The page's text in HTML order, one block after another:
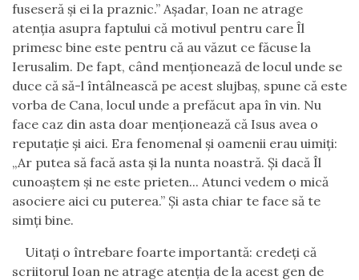
fuseseră şi ei la praznic.” Aşadar, Ioan ne atrage
atenţia asupra faptului că motivul pentru care Îl
primesc bine este pentru că au văzut ce făcuse la
Ierusalim. De fapt, când menţionează de locul unde se
duce că să-l întâlnească pe acest slujbaş, spune că este
vorba de Cana, locul unde a prefăcut apa în vin. Nu
face caz din asta doar menţionează că Isus avea o
reputaţie şi aici. Era fenomenal şi oamenii erau uimiţi:
„Ar putea să facă asta şi la nunta noastră. Şi dacă Îl
cunoaştem şi ne este prieten... Atunci vedem o mică
asociere aici cu puterea.” Şi asta chiar te face să te
simţi bine.
Uitaţi o întrebare foarte importantă: credeţi că
scriitorul Ioan ne atrage atenţia de la acest gen de